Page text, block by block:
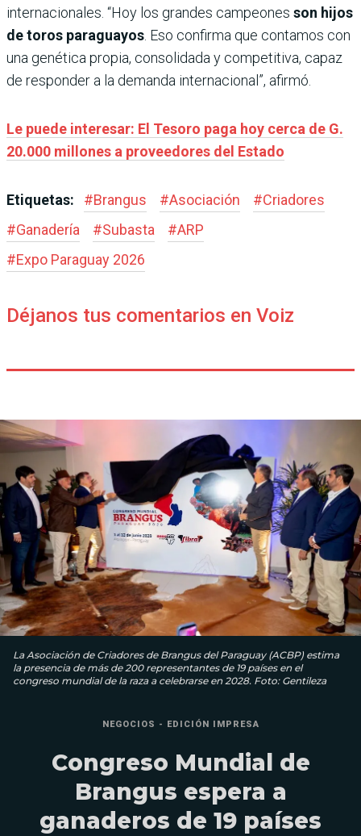
internacionales. “Hoy los grandes campeones son hijos
de toros paraguayos . Eso confirma que contamos con
una genética propia, consolidada y competitiva, capaz
de responder a la demanda internacional”, afirmó.
Le puede interesar: El Tesoro paga hoy cerca de G.
20.000 millones a proveedores del Estado
Etiquetas: #Brangus #Asociación #Criadores
#Ganadería #Subasta #ARP
#Expo Paraguay 2026
Déjanos tus comentarios en Voiz
La Asociación de Criadores de Brangus del Paraguay (ACBP) estima
la presencia de más de 200 representantes de 19 países en el
congreso mundial de la raza a celebrarse en 2028. Foto: Gentileza
NEGOCIOS - EDICIÓN IMPRESA
Congreso Mundial de
Brangus espera a
ganaderos de 19 países